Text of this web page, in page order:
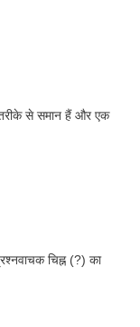
तरीके से समान हैं और एक
चिह्न (?) का